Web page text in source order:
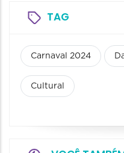
TAG
Carnaval 2024
Cultural